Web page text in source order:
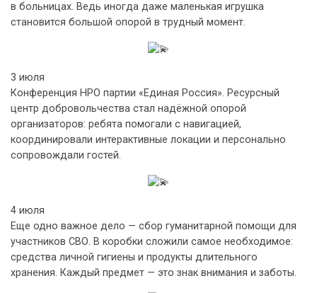
в больницах. Ведь иногда даже маленькая игрушка
становится большой опорой в трудный момент.
3 июля
Конференция НРО партии «Единая Россия». Ресурсный
центр добровольчества стал надёжной опорой
организаторов: ребята помогали с навигацией,
координировали интерактивные локации и персонально
сопровождали гостей.
4 июля
Еще одно важное дело — сбор гуманитарной помощи для
участников СВО. В коробки сложили самое необходимое:
средства личной гигиены и продукты длительного
хранения. Каждый предмет — это знак внимания и заботы.